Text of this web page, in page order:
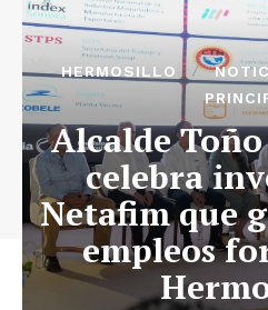
HERMOSILLO
Alcalde
celebra
Netafim que
empleos